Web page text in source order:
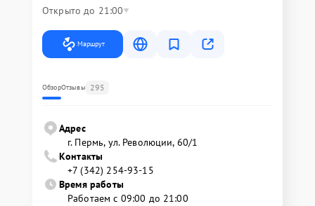
Открыто до 21:00
Маршрут
ОбзорОтзывы 295
Адрес
г. Пермь, ул. ​Революции, 60/1
Контакты
+7 (342) 254-93-15
Время работы
Работаем с 09:00 до 21:00